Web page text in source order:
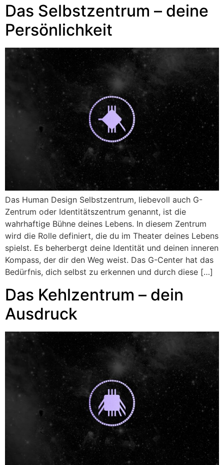
Das Selbstzentrum – deine
Persönlichkeit
Das Human Design Selbstzentrum, liebevoll auch G-
Zentrum oder Identitätszentrum genannt, ist die
wahrhaftige Bühne deines Lebens. In diesem Zentrum
wird die Rolle definiert, die du im Theater deines Lebens
spielst. Es beherbergt deine Identität und deinen inneren
Kompass, der dir den Weg weist. Das G-Center hat das
Bedürfnis, dich selbst zu erkennen und durch diese […]
Das Kehlzentrum – dein
Ausdruck